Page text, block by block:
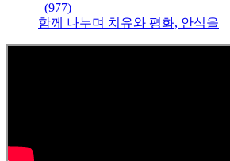
(977)
함께 나누며 치유와 평화, 안식을